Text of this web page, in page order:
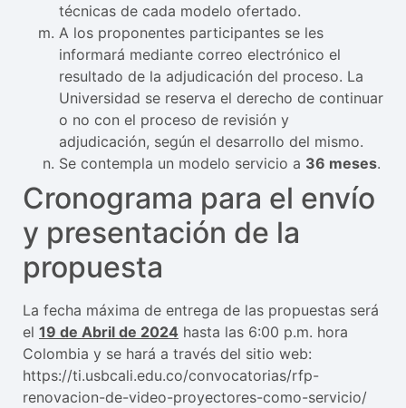
técnicas de cada modelo ofertado.
A los proponentes participantes se les
informará mediante correo electrónico el
resultado de la adjudicación del proceso. La
Universidad se reserva el derecho de continuar
o no con el proceso de revisión y
adjudicación, según el desarrollo del mismo.
Se contempla un modelo servicio a 36 meses.
Cronograma para el envío
y presentación de la
propuesta
La fecha máxima de entrega de las propuestas será
el 19 de Abril de 2024 hasta las 6:00 p.m. hora
Colombia y se hará a través del sitio web:
https://ti.usbcali.edu.co/convocatorias/rfp-
renovacion-de-video-proyectores-como-servicio/